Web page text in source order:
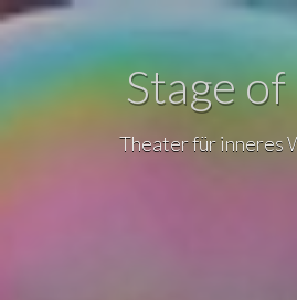
Stage
Theater für inneres